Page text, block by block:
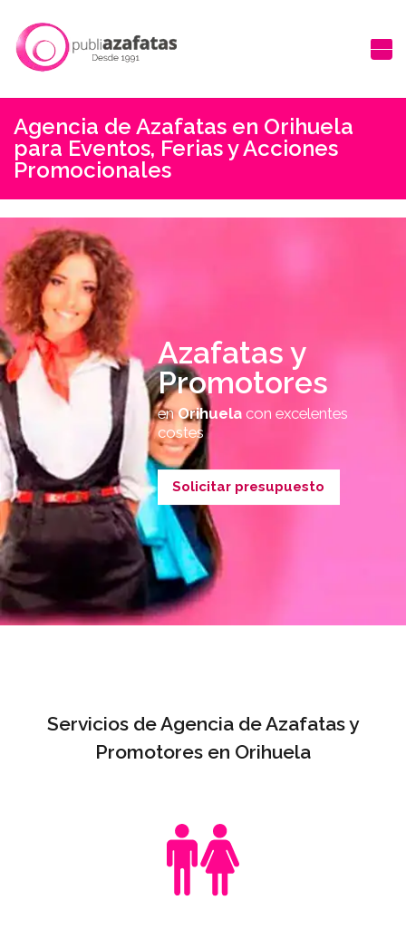
Agencia de Azafatas en Orihuela
para Eventos, Ferias y Acciones
Promocionales
Azafatas y
Promotores
enOrihuelacon excelentes
costes
Solicitar presupuesto
Servicios de Agencia de Azafatas y
Promotores en Orihuela